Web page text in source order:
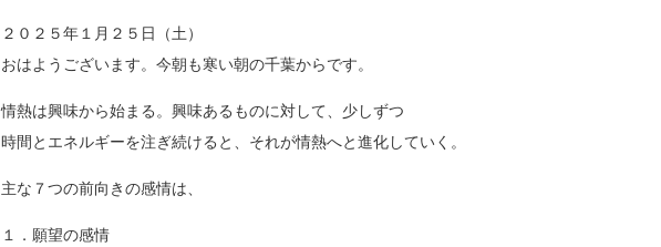
２０２５年１月２５日（土）
おはようございます。今朝も寒い朝の千葉からです。
情熱は興味から始まる。興味あるものに対して、少しずつ
時間とエネルギーを注ぎ続けると、それが情熱へと進化していく。
主な７つの前向きの感情は、
１．願望の感情